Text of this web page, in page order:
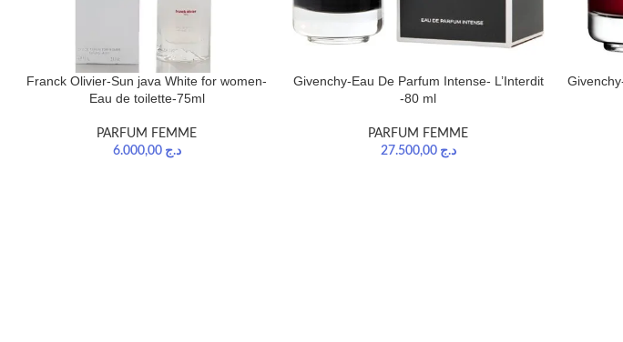
Franck Olivier-Sun java White for women-
Eau de toilette-75ml
PARFUM FEMME
د.ج 6.000,00
Givenchy-Eau De Parfum Intense- L’Interdit
-80 ml
PARFUM FEMME
د.ج 27.500,00